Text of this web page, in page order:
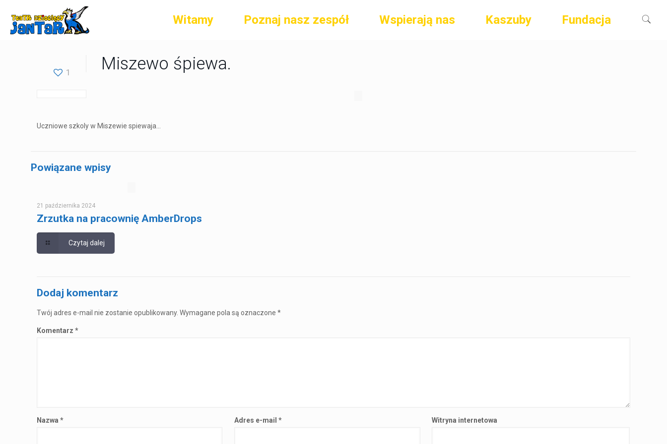
Witamy Poznaj nasz zespół Wspierają nas Kaszuby Fundacja
1 Miszewo śpiewa.
Uczniowe szkoly w Miszewie spiewaja...
Powiązane wpisy
21 października 2024
Zrzutka na pracownię AmberDrops
Czytaj dalej
Dodaj komentarz
Twój adres e-mail nie zostanie opublikowany. Wymagane pola są oznaczone*
Komentarz*
Nazwa* Adres e-mail* Witryna internetowa